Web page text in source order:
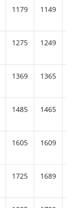
1179 1149
1275 1249
1369 1365
1485 1465
1605 1609
1725 1689